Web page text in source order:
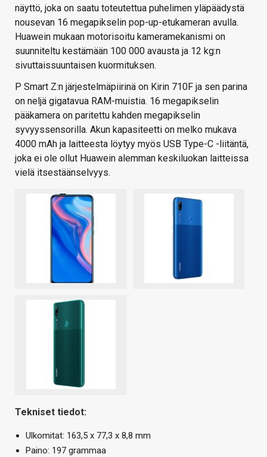
näyttö, joka on saatu toteutettua puhelimen yläpäädystä
nousevan 16 megapikselin pop-up-etukameran avulla.
Huawein mukaan motorisoitu kameramekanismi on
suunniteltu kestämään 100 000 avausta ja 12 kg:n
sivuttaissuuntaisen kuormituksen.
P Smart Z:n järjestelmäpiirinä on Kirin 710F ja sen parina
on neljä gigatavua RAM-muistia. 16 megapikselin
pääkamera on paritettu kahden megapikselin
syvyyssensorilla. Akun kapasiteetti on melko mukava
4000 mAh ja laitteesta löytyy myös USB Type-C -liitäntä,
joka ei ole ollut Huawein alemman keskiluokan laitteissa
vielä itsestäänselvyys.
Tekniset tiedot:
Ulkomitat: 163,5 x 77,3 x 8,8 mm
Paino: 197 grammaa